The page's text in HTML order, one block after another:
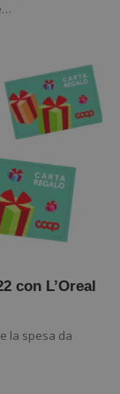
con L’Oreal
la spesa da